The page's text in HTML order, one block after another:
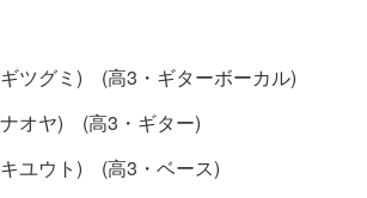
ツグミ) (高3・ギターボーカル)
オヤ) (高3・ギター)
ユウト) (高3・ベース)